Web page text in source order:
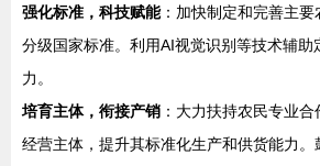
强化标准，科技赋能：加快制定和完善主
分级国家标准。利用AI视觉识别等技术辅助
力。
培育主体，衔接产销 ：大力扶持农民专业
经营主体，提升其标准化生产和供货能力